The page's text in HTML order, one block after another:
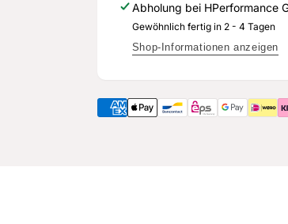
1
Liter
-
1
Liter
Abholung bei HPerformance
Gewöhnlich fertig in 2 - 4 Tagen
Shop-Informationen anzeigen